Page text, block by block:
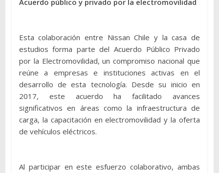
Acuerdo público y privado por la electromovilidad
Esta colaboración entre Nissan Chile y la casa de
estudios forma parte del Acuerdo Público Privado
por la Electromovilidad, un compromiso nacional que
reúne a empresas e instituciones activas en el
desarrollo de esta tecnología. Desde su inicio en
2017, este acuerdo ha facilitado avances
significativos en áreas como la infraestructura de
carga, la capacitación en electromovilidad y la oferta
de vehículos eléctricos.
Al participar en este esfuerzo colaborativo, ambas